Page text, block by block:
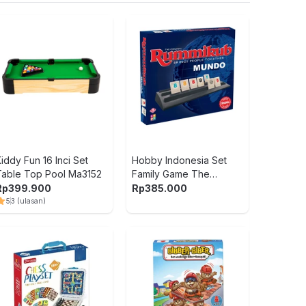
Fun 16 Inci Set
Top Pool Ma3152
399.900
53 (ulasan)
Hobby Indonesia Set
Family Game The
Original Rummikub - Mix
Rp385.000